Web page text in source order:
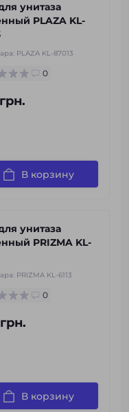
унитаза
PLAZA KL-
PLAZA KL-87013
0
В корзину
унитаза
PRIZMA KL-
PRIZMA KL-6113
0
В корзину